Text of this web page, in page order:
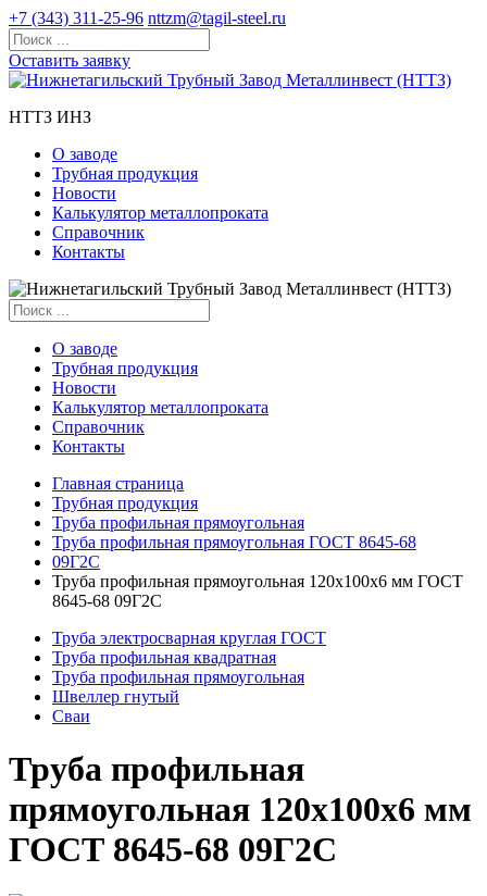
+7 (343) 311-25-96 nttzm@tagil-steel.ru
Оставить заявку
НТТЗ ИНЗ
О заводе
Трубная продукция
Новости
Калькулятор металлопроката
Справочник
Контакты
О заводе
Трубная продукция
Новости
Калькулятор металлопроката
Справочник
Контакты
Главная страница
Трубная продукция
Труба профильная прямоугольная
Труба профильная прямоугольная ГОСТ 8645-68
09Г2С
Труба профильная прямоугольная 120x100x6 мм ГОСТ
8645-68 09Г2С
Труба электросварная круглая ГОСТ
Труба профильная квадратная
Труба профильная прямоугольная
Швеллер гнутый
Сваи
Труба профильная
прямоугольная 120x100x6 мм
ГОСТ 8645-68 09Г2С